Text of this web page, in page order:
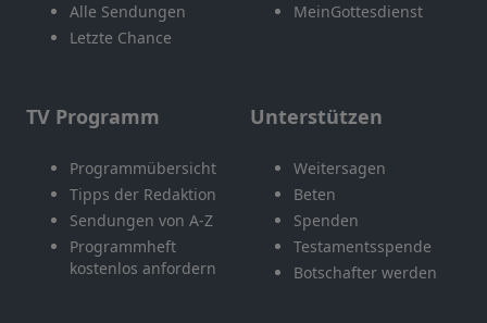
Alle Sendungen
Letzte Chance
MeinGottesdienst
TV Programm
Programmübersicht
Tipps der Redaktion
Sendungen von A-Z
Programmheft
kostenlos anfordern
Unterstützen
Weitersagen
Beten
Spenden
Testamentsspende
Botschafter werden